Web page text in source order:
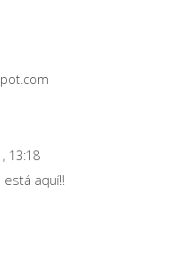
13:18
está aquí!!